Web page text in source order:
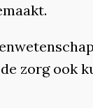
zorg ook